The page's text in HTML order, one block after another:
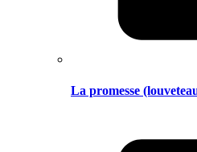
La promesse